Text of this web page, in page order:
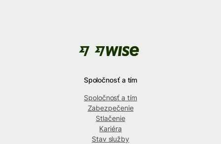
Spoločnosť a tím
Spoločnosť a tím
Zabezpečenie
Stlačenie
Kariéra
Stav služby